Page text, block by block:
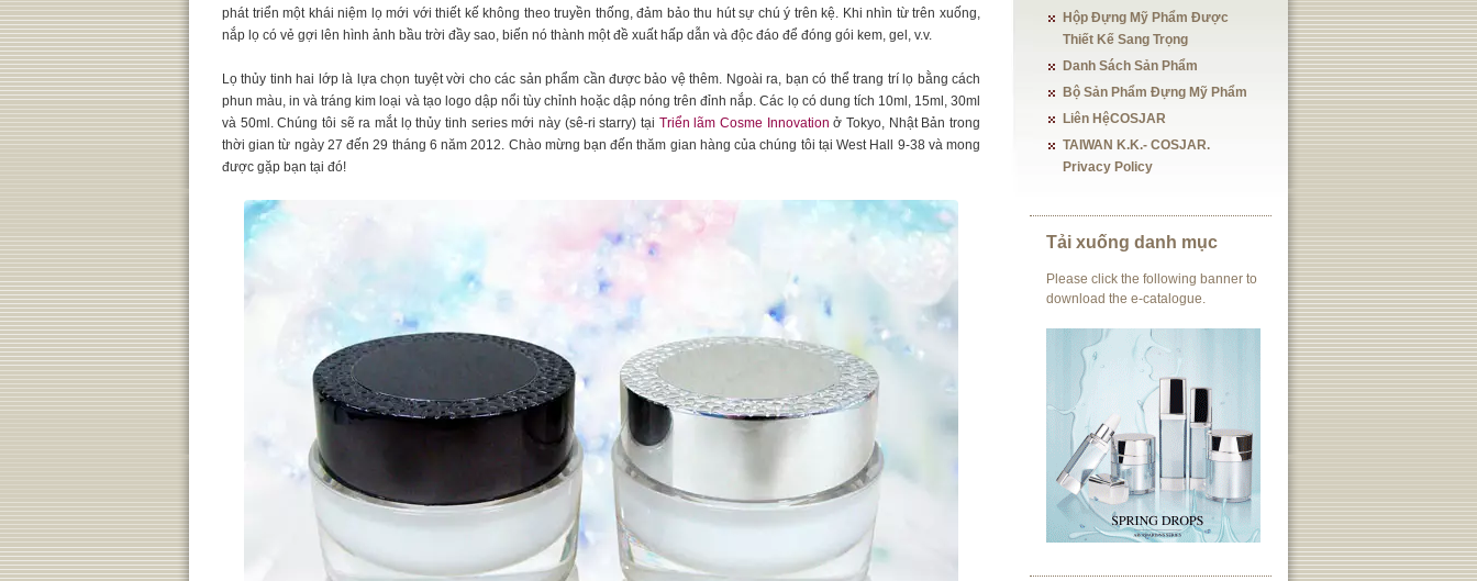
phát triển một khái niệm lọ mới với thiết kế không theo truyền thống, đảm bảo thu hút sự chú ý trên kệ. Khi nhìn từ trên xuống,
nắp lọ có vẻ gợi lên hình ảnh bầu trời đầy sao, biến nó thành một đề xuất hấp dẫn và độc đáo để đóng gói kem, gel, v.v.
Lọ thủy tinh hai lớp là lựa chọn tuyệt vời cho các sản phẩm cần được bảo vệ thêm. Ngoài ra, bạn có thể trang trí lọ bằng cách
phun màu, in và tráng kim loại và tạo logo dập nổi tùy chỉnh hoặc dập nóng trên đỉnh nắp. Các lọ có dung tích 10ml, 15ml, 30ml
và 50ml. Chúng tôi sẽ ra mắt lọ thủy tinh series mới này (sê-ri starry) tại Triển lãm Cosme Innovation ở Tokyo, Nhật Bản trong
thời gian từ ngày 27 đến 29 tháng 6 năm 2012. Chào mừng bạn đến thăm gian hàng của chúng tôi tại West Hall 9-38 và mong
được gặp bạn tại đó!
Hộp Đựng Mỹ Phẩm Được
Thiết Kế Sang Trọng
Danh Sách Sản Phẩm
Bộ Sản Phẩm Đựng Mỹ Phẩm
Liên HệCOSJAR
TAIWAN K.K.- COSJAR.
Privacy Policy
Tải xuống danh mục
Please click the following banner to
download the e-catalogue.